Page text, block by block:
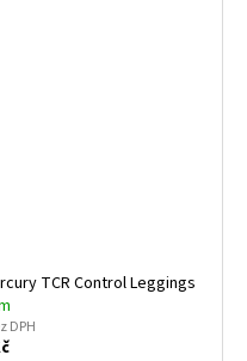
TCR Control Leggings
DPH